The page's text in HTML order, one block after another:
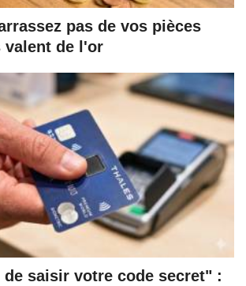
pas de vos pièces
valent de l'or
saisir votre code secret" :